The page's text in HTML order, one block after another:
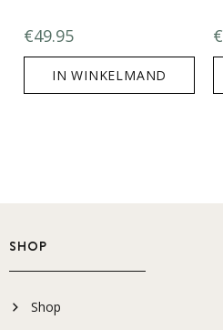
€49.95
IN WINKELMAND
€
SHOP
Shop